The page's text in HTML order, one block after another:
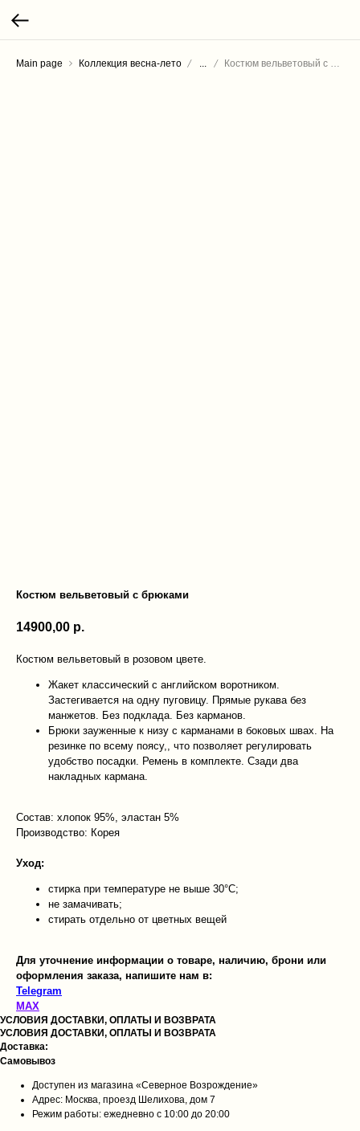
Main page Коллекция весна-лето
Костюм вельветовый с брюками
14900,00 р.
Костюм вельветовый в розовом цвете.
Жакет классический с английском воротником.
Застегивается на одну пуговицу. Прямые рукава без
манжетов. Без подклада. Без карманов.
Брюки зауженные к низу с карманами в боковых швах. На
резинке по всему поясу,, что позволяет регулировать
удобство посадки. Ремень в комплекте. Сзади два
накладных кармана.
Состав: хлопок 95%, эластан 5%
Производство: Корея
Уход:
стирка при температуре не выше 30°C;
не замачивать;
стирать отдельно от цветных вещей
Для уточнение информации о товаре, наличию, брони или
оформления заказа, напишите нам в:
Telegram
MAX
УСЛОВИЯ ДОСТАВКИ, ОПЛАТЫ И ВОЗВРАТА
УСЛОВИЯ ДОСТАВКИ, ОПЛАТЫ И ВОЗВРАТА
Доставка:
Самовывоз
Доступен из магазина «Северное Возрождение»
Адрес: Москва, проезд Шелихова, дом 7
Режим работы: ежедневно с 10:00 до 20:00